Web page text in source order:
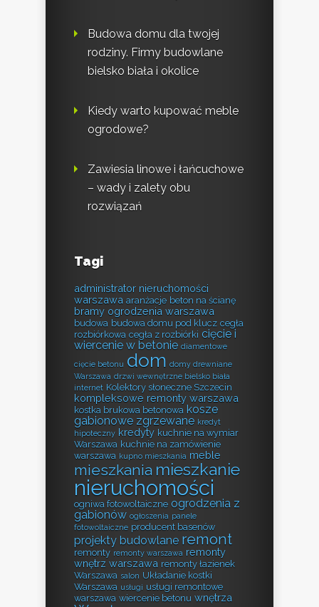
Budowa domu dla twojej
rodziny. Firmy budowlane
bielsko biała i okolice
Kiedy warto kupować meble
ogrodowe?
Zawiesia linowe i łańcuchowe
– wady i zalety obu
rozwiązań
Tagi
administrator nieruchomości
warszawa aranżacje beton na ścianę
bramy ogrodzenia warszawa
budowa budowa domu pod klucz cegła
rozbiórkowa cegła z rozbiórki cięcie i
wiercenie w betonie diamentowe
cięcie betonu dom domy drewniane
Warszawa drzwi wewnętrzne bielsko biała
internet Kolektory słoneczne Szczecin
kompleksowe remonty warszawa
kostka brukowa betonowa kosze
gabionowe zgrzewane kredyt
hipoteczny kredyty kuchnie na wymiar
Warszawa kuchnie na zamówienie
warszawa kupno mieszkania meble
mieszkania mieszkanie
nieruchomości
ogniwa fotowoltaiczne ogrodzenia z
gabionów ogłoszenia panele
fotowoltaiczne producent basenów
projekty budowlane remont
remonty remonty warszawa remonty
wnętrz warszawa remonty łazienek
Warszawa salon Układanie kostki
Warszawa usługi usługi remontowe
warszawa wiercenie betonu wnętrza